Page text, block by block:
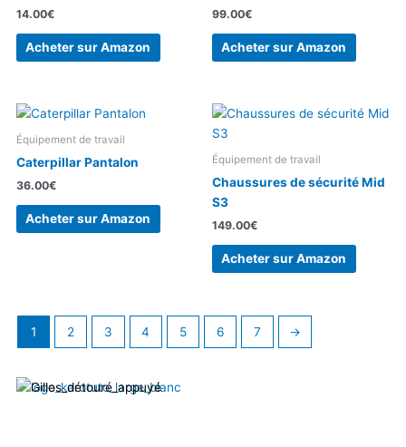
14.00€
Acheter sur Amazon
99.00€
Acheter sur Amazon
Équipement de travail
Caterpillar Pantalon
36.00€
Acheter sur Amazon
Équipement de travail
Chaussures de sécurité Mid
S3
149.00€
Acheter sur Amazon
1 2 3 4 5 6 7 →